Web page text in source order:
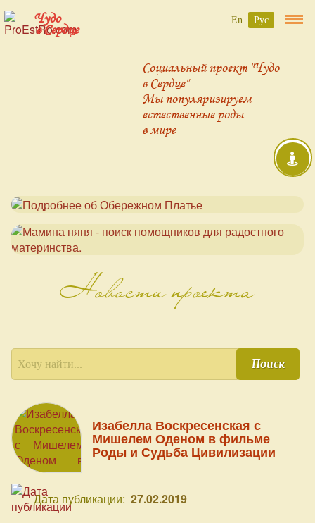
Чудо
в Сердце
Социальный проект "Чудо
в Сердце"
Мы популяризируем
естественные роды
в мире
Новости проекта
Поиск
Изабелла Воскресенская с
Мишелем Оденом в фильме
Роды и Судьба Цивилизации
Дата публикации: 27.02.2019
En Рус